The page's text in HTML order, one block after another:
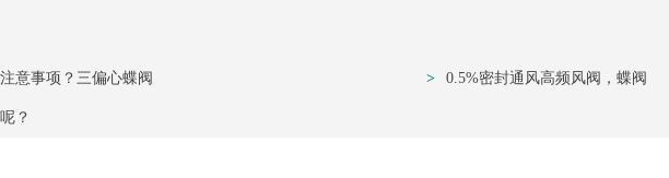
意事项？三偏心蝶阀 > 0.5%密封通风高频风阀，蝶阀
？